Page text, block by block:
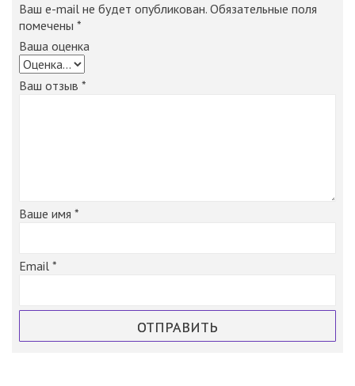
Ваш e-mail не будет опубликован. Обязательные поля
помечены *
Ваша оценка
Ваш отзыв *
Email *